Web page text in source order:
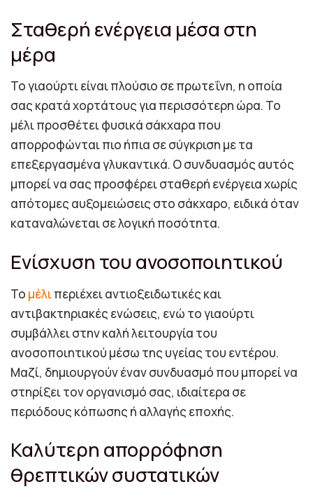
Σταθερή ενέργεια μέσα στη
μέρα
Το γιαούρτι είναι πλούσιο σε πρωτεΐνη, η οποία
σας κρατά χορτάτους για περισσότερη ώρα. Το
μέλι προσθέτει φυσικά σάκχαρα που
απορροφώνται πιο ήπια σε σύγκριση με τα
επεξεργασμένα γλυκαντικά. Ο συνδυασμός αυτός
μπορεί να σας προσφέρει σταθερή ενέργεια χωρίς
απότομες αυξομειώσεις στο σάκχαρο, ειδικά όταν
καταναλώνεται σε λογική ποσότητα.
Ενίσχυση του ανοσοποιητικού
Το μέλιπεριέχει αντιοξειδωτικές και
αντιβακτηριακές ενώσεις, ενώ το γιαούρτι
συμβάλλει στην καλή λειτουργία του
ανοσοποιητικού μέσω της υγείας του εντέρου.
Μαζί, δημιουργούν έναν συνδυασμό που μπορεί να
στηρίξει τον οργανισμό σας, ιδιαίτερα σε
περιόδους κόπωσης ή αλλαγής εποχής.
Καλύτερη απορρόφηση
θρεπτικών συστατικών